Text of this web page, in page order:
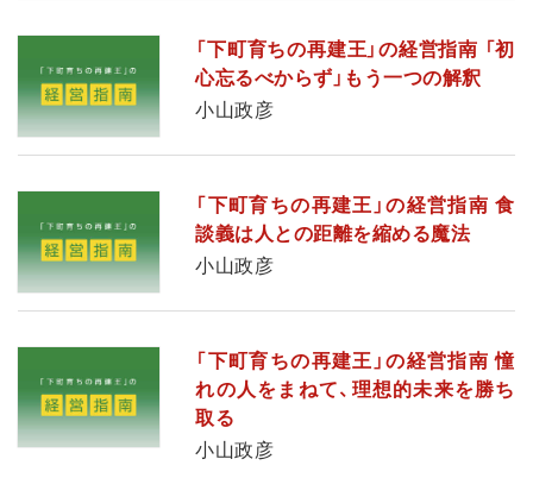
「下町育ちの再建王」の経営指南 「初
心忘るべからず」もう一つの解釈
小山政彦
「下町育ちの再建王」の経営指南 食
談義は人との距離を縮める魔法
小山政彦
「下町育ちの再建王」の経営指南 憧
れの人をまねて、理想的未来を勝ち
取る
小山政彦